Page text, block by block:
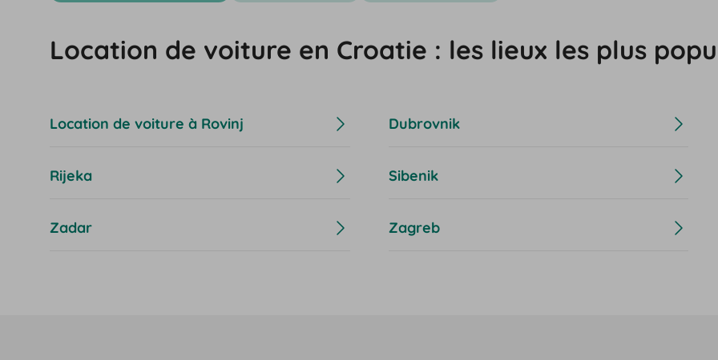
Location de voiture en Croatie : les lieux les plus
Location de voiture à Rovinj Dubrovnik
Rijeka Sibenik
Zadar Zagreb